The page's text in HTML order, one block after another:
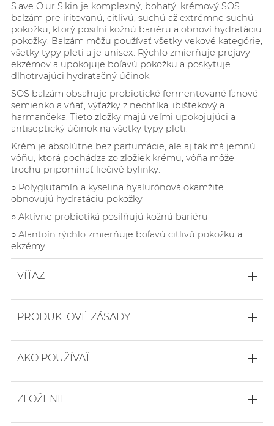
S.ave O.ur S.kin je komplexný, bohatý, krémový SOS
balzám pre iritovanú, citlivú, suchú až extrémne suchú
pokožku, ktorý posilní kožnú bariéru a obnoví hydratáciu
pokožky. Balzám môžu používať všetky vekové kategórie,
všetky typy pleti a je unisex. Rýchlo zmierňuje prejavy
ekzémov a upokojuje boľavú pokožku a poskytuje
dlhotrvajúci hydratačný účinok.
SOS balzám obsahuje probiotické fermentované ľanové
semienko a vňať, výťažky z nechtíka, ibištekový a
harmančeka. Tieto zložky majú veľmi upokojujúci a
antiseptický účinok na všetky typy pleti.
Krém je absolútne bez parfumácie, ale aj tak má jemnú
vôňu, ktorá pochádza zo zložiek krému, vôňa môže
trochu pripomínať liečivé bylinky.
○Polyglutamín a kyselina hyalurónová okamžite
obnovujú hydratáciu pokožky
○Aktívne probiotiká posilňujú kožnú bariéru
○ Alantoín rýchlo zmierňuje boľavú citlivú pokožku a
ekzémy
VÍŤAZ
PRODUKTOVÉ ZÁSADY
○ 99,5% prírodné
○ 93% organické
○ 3,5% PGA
○ Vegánske
○ Dermatologicky testované
○ Probiotické
AKO POUŽÍVAŤ
SOS balzám sa dodáva v nádobe s pumpičkou.
Vyberte malú zátku v strede a jemne zatlačte na
ZLOŽENIE